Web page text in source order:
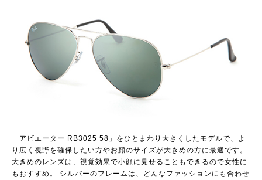
「アビエーター RB3025 58」をひとまわり大きくしたモデルで、よ
り広く視野を確保したい方やお顔のサイズが大きめの方に最適です。
大きめのレンズは、視覚効果で小顔に見せることもできるので女性に
もおすすめ。 シルバーのフレームは、どんなファッションにも合わせ